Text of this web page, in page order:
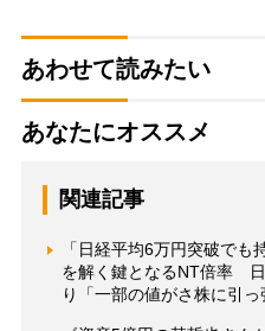
あわせて読みたい
あなたにオススメ
関連記事
「日経平均6万円突破で
を解く鍵となるNT倍率
り「一部の値がさ株に引